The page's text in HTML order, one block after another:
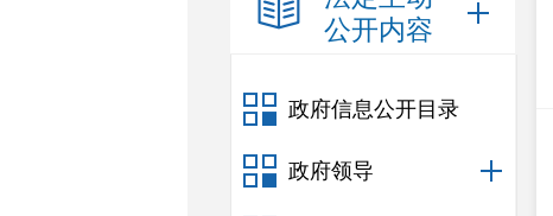
公开内容
政府信息公开目录
政府领导